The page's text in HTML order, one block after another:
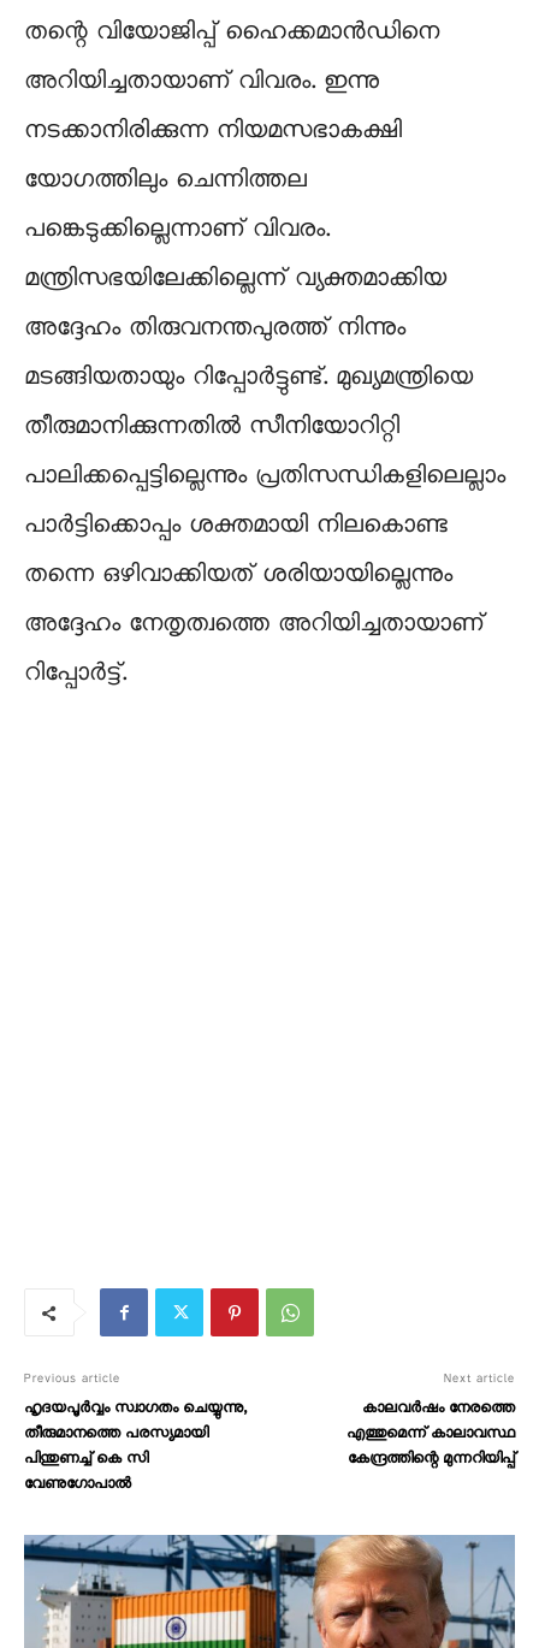
തന്റെ വിയോജിപ്പ് ഹൈക്കമാന്‍ഡിനെ
അറിയിച്ചതായാണ് വിവരം. ഇന്നു
നടക്കാനിരിക്കുന്ന നിയമസഭാകക്ഷി
യോഗത്തിലും ചെന്നിത്തല
പങ്കെടുക്കില്ലെന്നാണ് വിവരം.
മന്ത്രിസഭയിലേക്കില്ലെന്ന് വ്യക്തമാക്കിയ
അദ്ദേഹം തിരുവനന്തപുരത്ത് നിന്നും
മടങ്ങിയതായും റിപ്പോർട്ടുണ്ട്. മുഖ്യമന്ത്രിയെ
തീരുമാനിക്കുന്നതിൽ സീനിയോറിറ്റി
പാലിക്കപ്പെട്ടില്ലെന്നും പ്രതിസന്ധികളിലെല്ലാം
പാർട്ടിക്കൊപ്പം ശക്തമായി നിലകൊണ്ട
തന്നെ ഒഴിവാക്കിയത് ശരിയായില്ലെന്നും
അദ്ദേഹം നേതൃത്വത്തെ അറിയിച്ചതായാണ്
റിപ്പോർട്ട്.
Previous article
ഹൃദയപൂർവ്വം സ്വാഗതം ചെയ്യുന്നു,
തീരുമാനത്തെ പരസ്യമായി
പിന്തുണച്ച് കെ സി
വേണുഗോപാൽ
Next article
കാലവർഷം നേരത്തെ
എത്തുമെന്ന് കാലാവസ്ഥ
കേന്ദ്രത്തിന്റെ മുന്നറിയിപ്പ്